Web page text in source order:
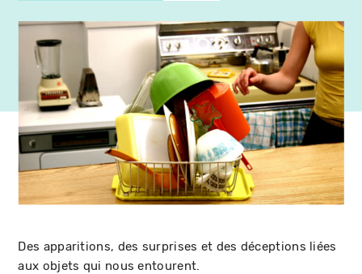
Des apparitions, des surprises et des déceptions liées
aux objets qui nous entourent.